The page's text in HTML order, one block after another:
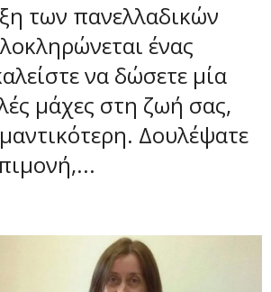
των πανελλαδικών
ένας
να δώσετε μία
μάχες στη ζωή σας,
Δουλέψατε